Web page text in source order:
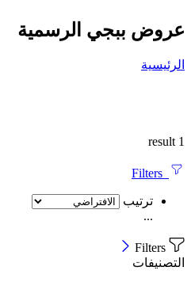
عروض ببجي الرسمية
الرئيسية
1 result
ترتيب
...
التصنيفات